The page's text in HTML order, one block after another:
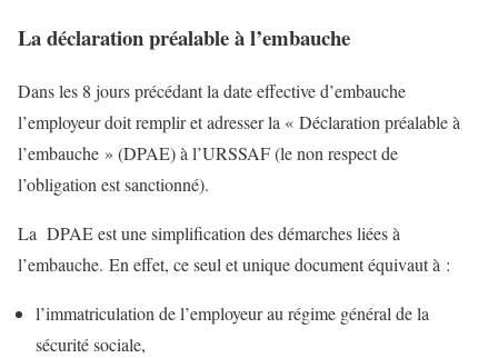
La déclaration préalable à l’embauche
Dans les 8 jours précédant la date effective d’embauche
l’employeur doit remplir et adresser la « Déclaration préalable à
l’embauche » (DPAE) à l’URSSAF (le non respect de
l’obligation est sanctionné).
La DPAE est une simplification des démarches liées à
l’embauche. En effet, ce seul et unique document équivaut à :
l’immatriculation de l’employeur au régime général de la
sécurité sociale,